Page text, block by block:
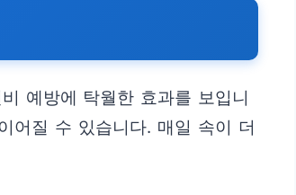
예방에 탁월한 효과를 보입니
어질 수 있습니다. 매일 속이 더